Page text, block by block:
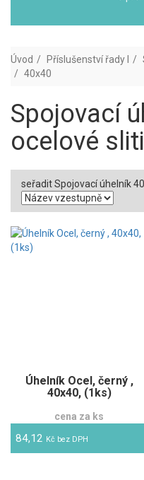
Úvod Příslušenství řady I
40x40
Spojovací
ocelové
seřadit Spojovací úhelník
Úhelník Ocel, černý ,
40x40, (1ks)
cena za ks
84,12 Kč bez DPH